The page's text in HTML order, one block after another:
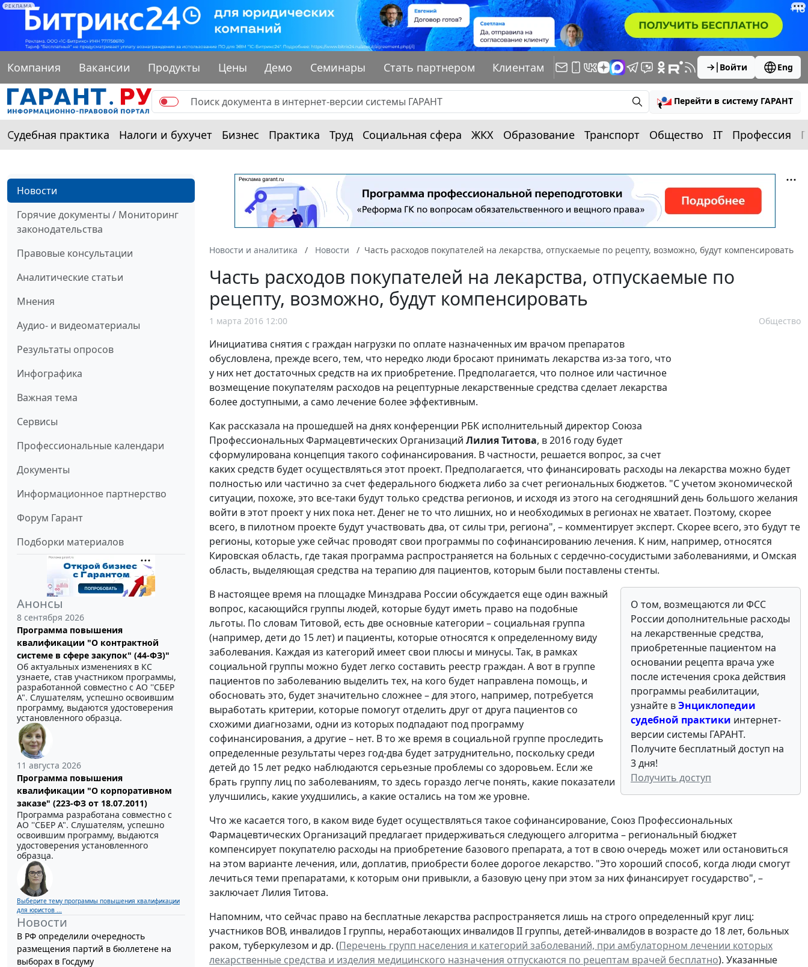
РЕКЛАМА
Компания Вакансии Продукты Цены Демо Семинары Стать партнером Клиентам Войти Eng
Перейти в систему ГАРАНТ
Судебная практика Налоги и бухучет Бизнес Практика Труд Социальная сфера ЖКХ Образование Транспорт Общество IT Профессия
Новости
Горячие документы / Мониторинг
законодательства
Правовые консультации
Аналитические статьи
Мнения
Аудио- и видеоматериалы
Результаты опросов
Инфографика
Важная тема
Сервисы
Профессиональные календари
Документы
Информационное партнерство
Форум Гарант
Подборки материалов
Анонсы
8 сентября 2026
Программа повышения
квалификации "О контрактной
системе в сфере закупок" (44-ФЗ)"
Об актуальных изменениях в КС
узнаете, став участником программы,
разработанной совместно с АО ''СБЕР
А". Слушателям, успешно освоившим
программу, выдаются удостоверения
установленного образца.
11 августа 2026
Программа повышения
квалификации "О корпоративном
заказе" (223-ФЗ от 18.07.2011)
Программа разработана совместно с
АО ''СБЕР А". Слушателям, успешно
освоившим программу, выдаются
удостоверения установленного
образца.
Выберите тему программы повышения квалификации
для юристов ...
Новости
В РФ определили очередность
размещения партий в бюллетене на
выборах в Госдуму
Новости и аналитика Новости Часть расходов покупателей на лекарства, отпускаемые по рецепту, возможно, будут компенсировать
Часть расходов покупателей на лекарства, отпускаемые по
рецепту, возможно, будут компенсировать
1 марта 2016 12:00 Общество
Инициатива снятия с граждан нагрузки по оплате назначенных им врачом препаратов
обусловлена, прежде всего, тем, что нередко люди бросают принимать лекарства из-за того, что
у них нет достаточных средств на их приобретение. Предполагается, что полное или частичное
возмещение покупателям расходов на рецептурные лекарственные средства сделает лекарства
более доступными, а само лечение более эффективным.
Как рассказала на прошедшей на днях конференции РБК исполнительный директор Союза
Профессиональных Фармацевтических Организаций Лилия Титова, в 2016 году будет
сформулирована концепция такого софинансирования. В частности, решается вопрос, за счет
каких средств будет осуществляться этот проект. Предполагается, что финансировать расходы на лекарства можно будет
полностью или частично за счет федерального бюджета либо за счет региональных бюджетов. "С учетом экономической
ситуации, похоже, это все-таки будут только средства регионов, и исходя из этого на сегодняшний день большого желания
войти в этот проект у них пока нет. Денег не то что лишних, но и необходимых в регионах не хватает. Поэтому, скорее
всего, в пилотном проекте будут участвовать два, от силы три, региона", – комментирует эксперт. Скорее всего, это будут те
регионы, которые уже сейчас проводят свои программы по софинансированию лечения. К ним, например, относятся
Кировская область, где такая программа распространяется на больных с сердечно-сосудистыми заболеваниями, и Омская
область, выделяющая средства на терапию для пациентов, которым были поставлены стенты.
О том, возмещаются ли ФСС
России дополнительные расходы
на лекарственные средства,
приобретенные пациентом на
основании рецепта врача уже
после истечения срока действия
программы реабилитации,
узнайте вЭнциклопедии
судебной практики интернет-
версии системы ГАРАНТ.
Получите бесплатный доступ на
3 дня!
Получить доступ
В настоящее время на площадке Минздрава России обсуждается еще один важный
вопрос, касающийся группы людей, которые будут иметь право на подобные
льготы. По словам Титовой, есть две основные категории – социальная группа
(например, дети до 15 лет) и пациенты, которые относятся к определенному виду
заболевания. Каждая из категорий имеет свои плюсы и минусы. Так, в рамках
социальной группы можно будет легко составить реестр граждан. А вот в группе
пациентов по заболеванию выделить тех, на кого будет направлена помощь, и
обосновать это, будет значительно сложнее – для этого, например, потребуется
выработать критерии, которые помогут отделить друг от друга пациентов со
схожими диагнозами, одни из которых подпадают под программу
софинансирования, а другие – нет. В то же время в социальной группе проследить
определенные результаты через год-два будет затруднительно, поскольку среди
детей до 15 лет редко наблюдаются серьезные проблемы со здоровьем. Если же
брать группу лиц по заболеваниям, то здесь гораздо легче понять, какие показатели
улучшились, какие ухудшились, а какие остались на том же уровне.
Что же касается того, в каком виде будет осуществляться такое софинансирование, Союз Профессиональных
Фармацевтических Организаций предлагает придерживаться следующего алгоритма – региональный бюджет
компенсирует покупателю расходы на приобретение базового препарата, а тот в свою очередь может или остановиться
на этом варианте лечения, или, доплатив, приобрести более дорогое лекарство. "Это хороший способ, когда люди смогут
лечиться теми препаратами, к которым они привыкли, а базовую цену при этом за них финансирует государство", –
заключает Лилия Титова.
Напомним, что сейчас право на бесплатные лекарства распространяется лишь на строго определенный круг лиц:
участников ВОВ, инвалидов I группы, неработающих инвалидов II группы, детей-инвалидов в возрасте до 18 лет, больных
раком, туберкулезом и др. (Перечень групп населения и категорий заболеваний, при амбулаторном лечении которых
лекарственные средства и изделия медицинского назначения отпускаются по рецептам врачей бесплатно). Указанные